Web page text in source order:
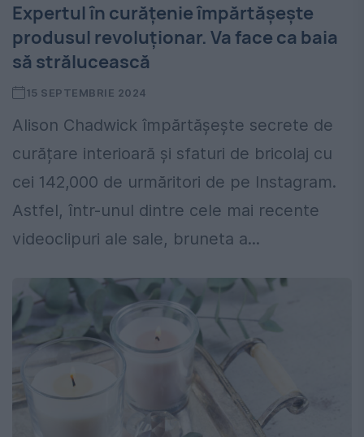
Expertul în curățenie împărtășește
produsul revoluționar. Va face ca baia
să strălucească
15 SEPTEMBRIE 2024
Alison Chadwick împărtășește secrete de
curățare interioară și sfaturi de bricolaj cu
cei 142,000 de urmăritori de pe Instagram.
Astfel, într-unul dintre cele mai recente
videoclipuri ale sale, bruneta a...